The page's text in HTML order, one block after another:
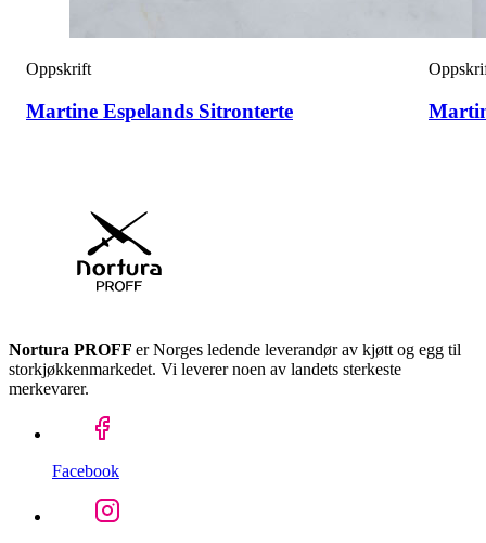
Oppskrift
Martine Espelands Sitronterte
Nortura PROFF er Norges ledende leverandør av kjøtt og egg til
storkjøkkenmarkedet. Vi leverer noen av landets sterkeste
merkevarer.
Facebook